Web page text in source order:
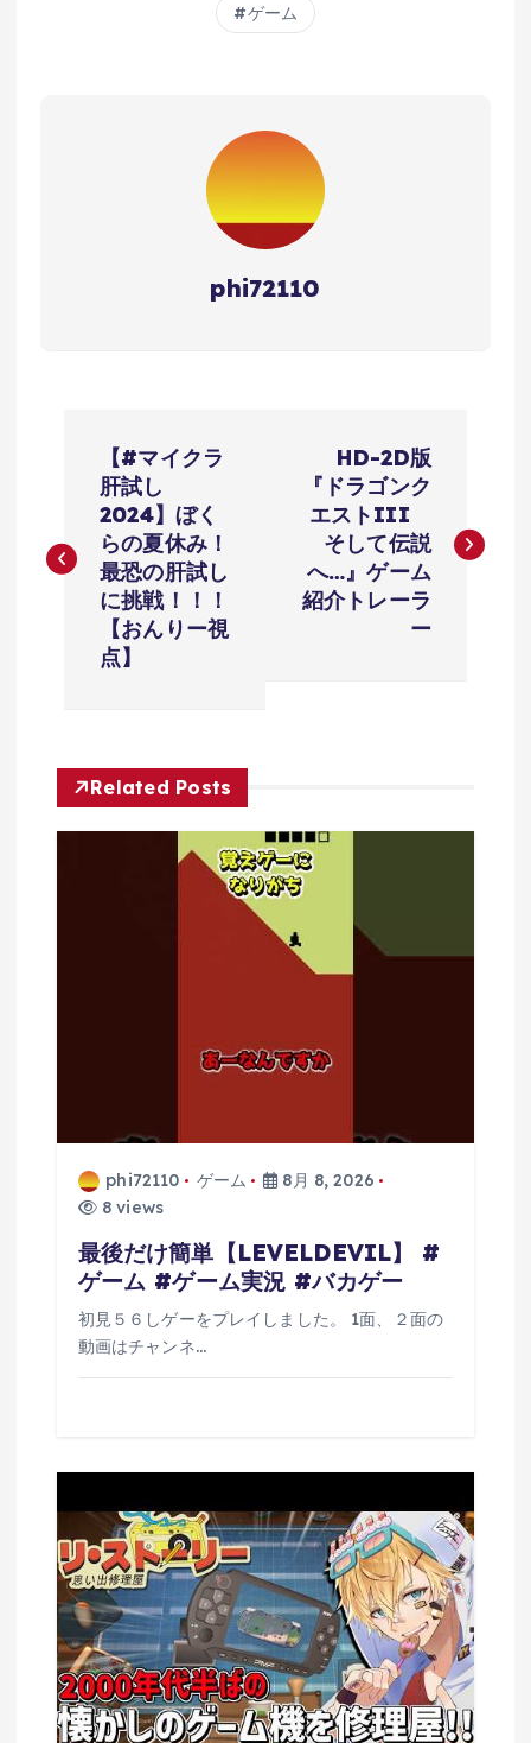
ゲーム
phi72110
ナ
シ
ョ
【#マイクラ
肝試し
2024】ぼく
らの夏休み！
最恐の肝試し
に挑戦！！！
【おんりー視
点】
HD-2D版
『ドラゴンク
エストIII
そして伝説
へ…』ゲーム
紹介トレーラ
ー
Related Posts
phi72110 ゲーム
8月 8, 2026
8 views
最後だけ簡単【LEVELDEVIL】 #
ゲーム #ゲーム実況 #バカゲー
初見５６しゲーをプレイしました。 1面、２面の
動画はチャンネ…